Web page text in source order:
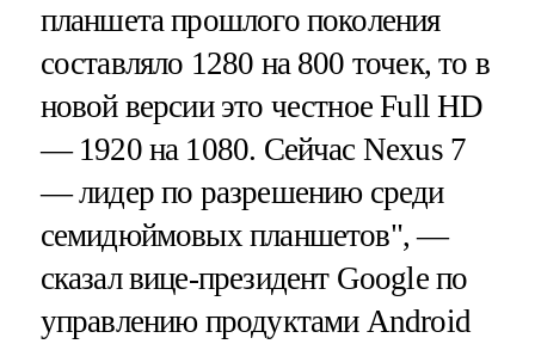
планшета прошлого поколения
составляло 1280 на 800 точек, то в
новой версии это честное Full HD
— 1920 на 1080. Сейчас Nexus 7
— лидер по разрешению среди
семидюймовых планшетов", —
сказал вице-президент Google по
управлению продуктами Android